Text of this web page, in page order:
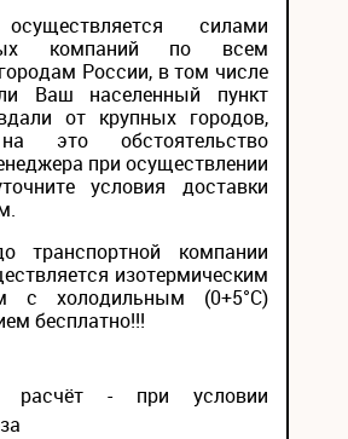
силами
компаний по всем
России, в том числе
Ваш населенный пункт
от крупных городов,
это обстоятельство
при осуществлении
условия доставки
транспортной компании
изотермическим
с холодильным (0+5°С)
бесплатно!!!
расчёт - при условии